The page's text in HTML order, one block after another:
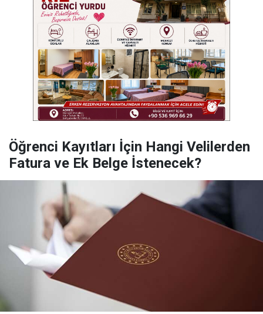
Öğrenci Kayıtları İçin Hangi Velilerden
Fatura ve Ek Belge İstenecek?